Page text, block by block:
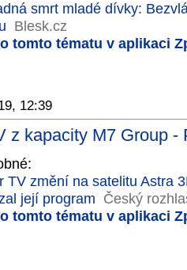
smrt mladé dívky:
Blesk.cz
tomto tématu v aplikaci
12:39
z kapacity M7 Group -
TV změní na satelitu Astra
její program Český
tomto tématu v aplikaci